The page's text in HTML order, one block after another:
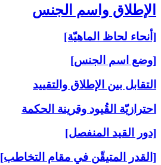
الإطلاق واسم الجنس‏
[أنحاء لحاظ الماهيّة]
[وضع اسم الجنس]
التقابل بين الإطلاق والتقييد
احترازيّة القُيود وقرينة الحكمة
[دور القيد المنفصل]
[القدر المتيقّن في مقام التخاطب]